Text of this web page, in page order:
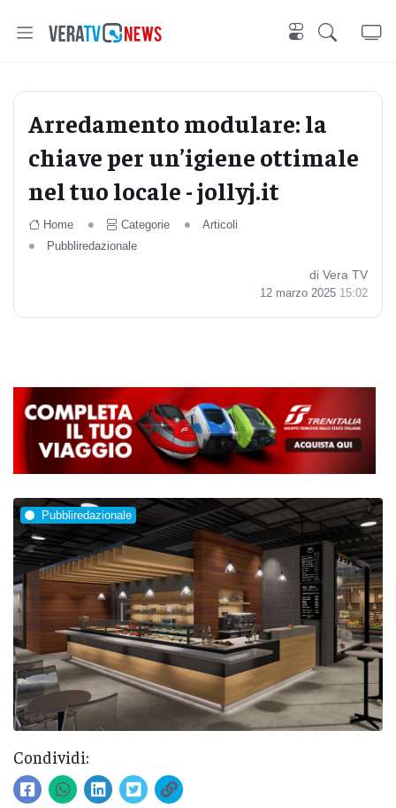
Arredamento modulare: la
chiave per un’igiene ottimale
nel tuo locale - jollyj.it
Home Categorie
Articoli
Pubbliredazionale
di Vera TV
12 marzo 2025 15:02
Pubbliredazionale
Condividi: